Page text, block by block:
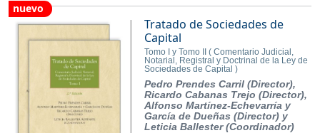
nuevo
Tratado de Sociedades de
Capital
Tomo I y Tomo II ( Comentario Judicial,
Notarial, Registral y Doctrinal de la Ley de
Sociedades de Capital )
Pedro Prendes Carril (Director),
Ricardo Cabanas Trejo (Director),
Alfonso Martínez-Echevarría y
García de Dueñas (Director) y
Leticia Ballester (Coordinador)